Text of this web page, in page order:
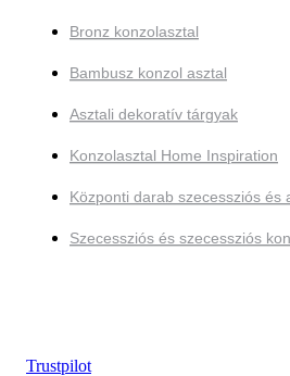
Bronz konzolasztal
Bambusz konzol asztal
Asztali dekoratív tárgyak
Konzolasztal Home Inspiration
Központi darab szecessziós és
Szecessziós és szecessziós
Trustpilot